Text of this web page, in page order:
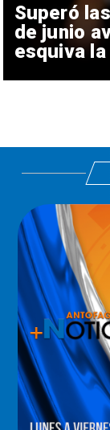
Superó
de junio
esquiva